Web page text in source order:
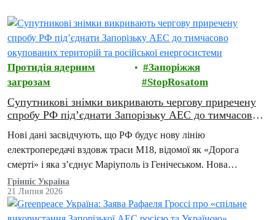
Протидія ядерним
загрозам
Запоріжжя
StopRosatom
Супутникові знімки викривають чергову приречену
спробу РФ під’єднати Запорізьку АЕС до тимчасово
Нові дані засвідчують, що РФ будує нову лінію
електропередачі вздовж траси М18, відомої як «Дорога
смерті» і яка з’єднує Маріуполь із Генічеськом. Нова
інфраструктура є ключовим елементом плану Москви
щодо…
Грінпіс Україна
21 Липня 2026